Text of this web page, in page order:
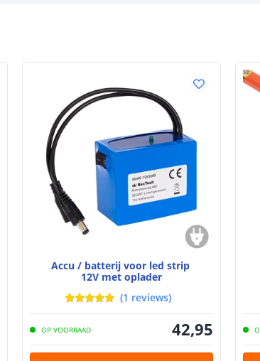
Breedte batterij
Dikte batterij
Garantie
Certificering led strip
Accu / batterij voor led strip
12V met oplader
(1 reviews)
OP VOORRAAD 42,95